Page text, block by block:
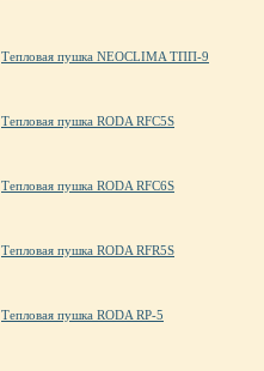
Тепловая пушка NEOCLIMA ТПП-9
Тепловая пушка RODA RFC5S
Тепловая пушка RODA RFC6S
Тепловая пушка RODA RFR5S
Тепловая пушка RODA RP-5